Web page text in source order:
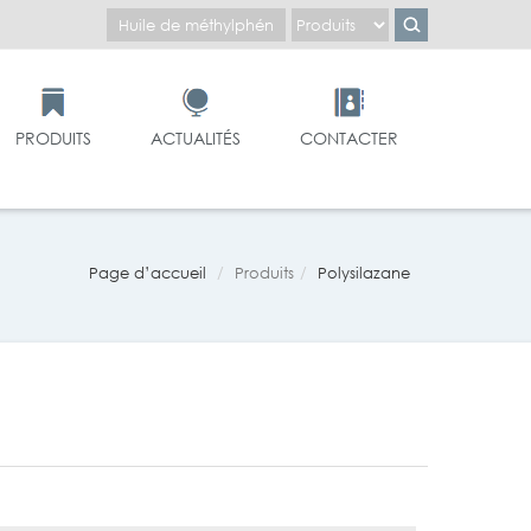
PRODUITS ACTUALITÉS CONTACTER
Page d’accueil Produits Polysilazane